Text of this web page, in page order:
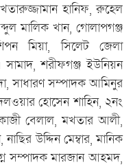
হানিফ, রুহেল
মালিক খান, গোলাপগঞ্জ
মিয়া, সিলেট জেলা
শরীফগঞ্জ ইউনিয়ন
সাধারণ সম্পাদক আমিনুর
হোসেন শাহিন, ২নং
বেলাল, মখতার আলী,
উদ্দিন মেম্বার, মানিক
সম্পাদক মারজান আহমদ,